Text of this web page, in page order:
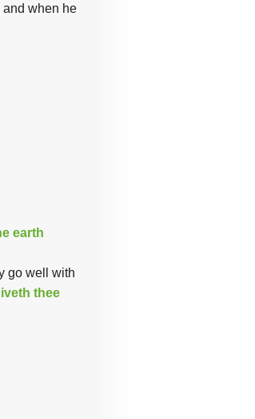
and when he
earth
go well with
thee